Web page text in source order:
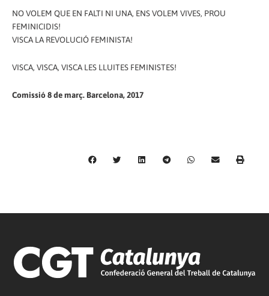
NO VOLEM QUE EN FALTI NI UNA, ENS VOLEM VIVES, PROU
FEMINICIDIS!
VISCA LA REVOLUCIÓ FEMINISTA!
VISCA, VISCA, VISCA LES LLUITES FEMINISTES!
Comissió 8 de març. Barcelona, 2017